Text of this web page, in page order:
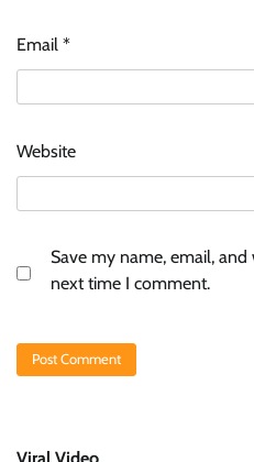
Email *
Website
Save my name, email,
next time I comment.
Viral Video